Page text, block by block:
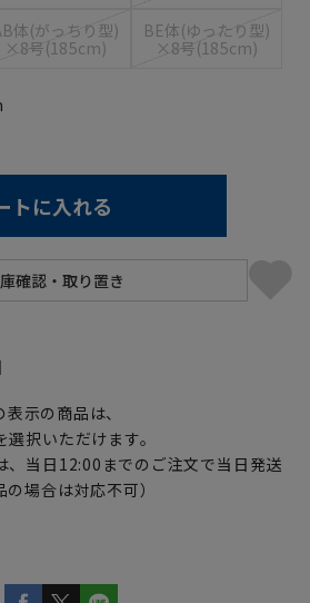
体(がっちり型)
×8号(185cm)
BE体(ゆったり型)
×8号(185cm)
トに入れる
表示の商品は、
択いただけます。
、当日12:00までのご注文で当日発送
場合は対応不可）